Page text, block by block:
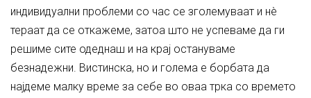
индивидуални проблеми со час се зголемуваат и нè
тераат да се откажеме, затоа што не успеваме да ги
решиме сите одеднаш и на крај остануваме
безнадежни. Вистинска, но и голема е борбата да
најдеме малку време за себе во оваа трка со времето